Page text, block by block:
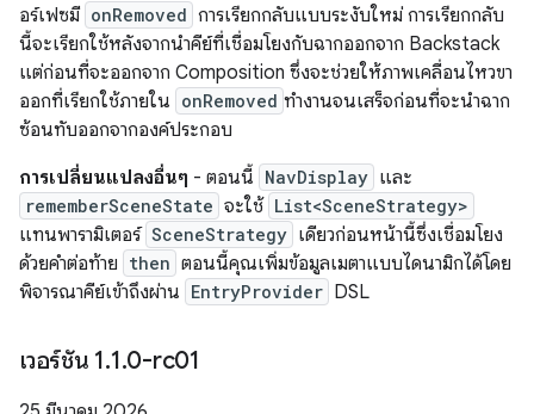
อร์เฟซมี onRemoved การเรียกกลับแบบระงับใหม่ การเรียกกลับ
นี้จะเรียกใช้หลังจากนำคีย์ที่เชื่อมโยงกับฉากออกจาก Backstack
แต่ก่อนที่จะออกจาก Composition ซึ่งจะช่วยให้ภาพเคลื่อนไหวขา
ออกที่เรียกใช้ภายใน onRemoved ทํางานจนเสร็จก่อนที่จะนําฉาก
ซ้อนทับออกจากองค์ประกอบ
การเปลี่ยนแปลงอื่นๆ - ตอนนี้ NavDisplay และ
rememberSceneState จะใช้ List<SceneStrategy>
แทนพารามิเตอร์ SceneStrategy เดียวก่อนหน้านี้ซึ่งเชื่อมโยง
ด้วยคำต่อท้าย then ตอนนี้คุณเพิ่มข้อมูลเมตาแบบไดนามิกได้โดย
พิจารณาคีย์เข้าถึงผ่าน EntryProvider DSL
เวอร์ชัน 1.1.0-rc01